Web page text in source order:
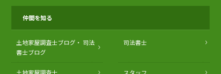
仲間を知る
土地家屋調査士ブログ・ 司法
書士ブログ
司法書士
土地家屋調査士 スタッフ